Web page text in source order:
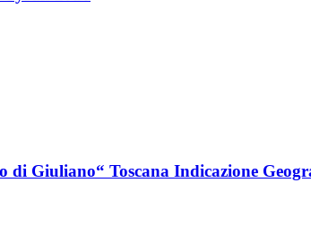
di Giuliano“ Toscana Indicazione